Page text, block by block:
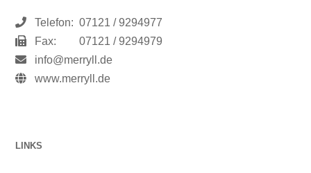
Telefon: 07121 / 9294977
Fax:
07121 / 9294979
info@merryll.de
www.merryll.de
LINKS